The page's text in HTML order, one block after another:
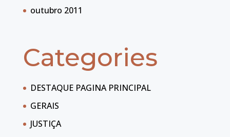
outubro 2011
Categories
DESTAQUE PAGINA PRINCIPAL
GERAIS
JUSTIÇA